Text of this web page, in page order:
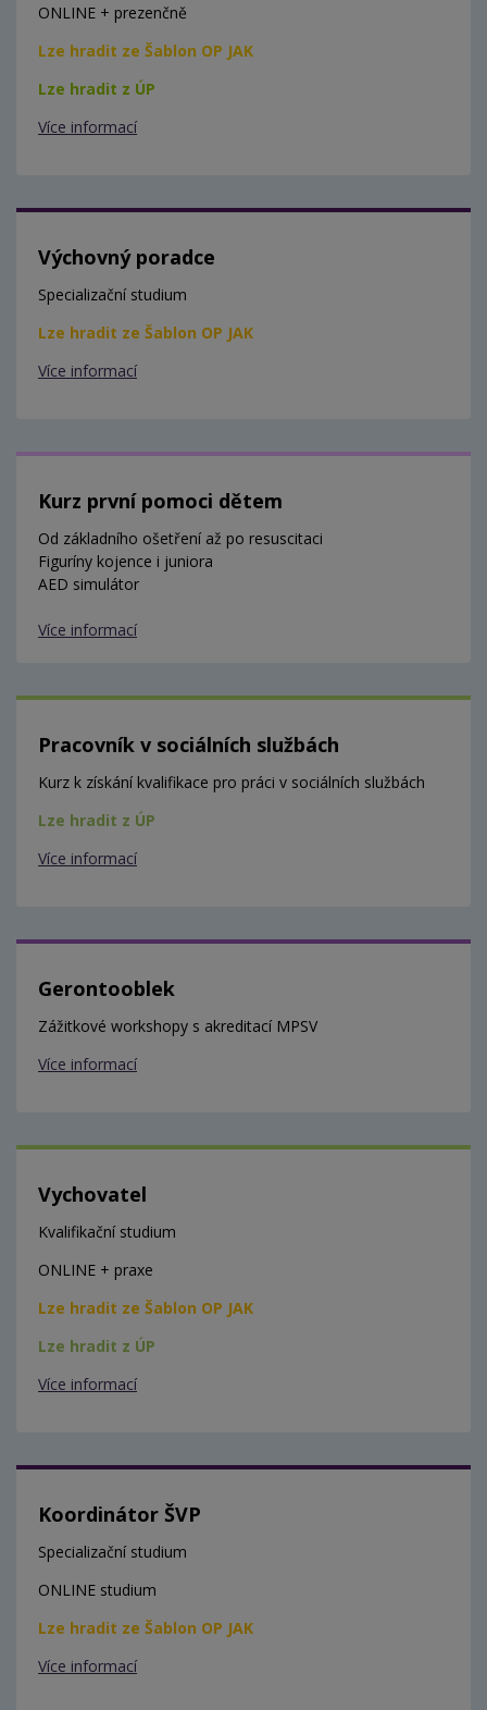
ONLINE + prezenčně
Lze hradit ze Šablon OP JAK
Lze hradit z ÚP
Více informací
Výchovný poradce
Specializační studium
Lze hradit ze Šablon OP JAK
Více informací
Kurz první pomoci dětem
Od základního ošetření až po resuscitaci
Figuríny kojence i juniora
AED simulátor
Více informací
Pracovník v sociálních službách
Kurz k získání kvalifikace pro práci v sociálních službách
Lze hradit z ÚP
Více informací
Gerontooblek
Zážitkové workshopy s akreditací MPSV
Více informací
Vychovatel
Kvalifikační studium
ONLINE + praxe
Lze hradit ze Šablon OP JAK
Lze hradit z ÚP
Více informací
Koordinátor ŠVP
Specializační studium
ONLINE studium
Lze hradit ze Šablon OP JAK
Více informací